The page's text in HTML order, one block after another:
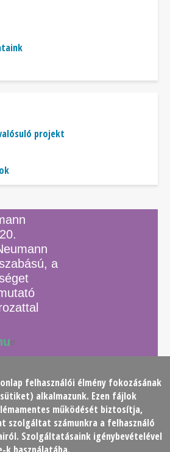
projekt
a
Számítógéptudományi Társaság
Impresszum Kapcsolat
felhasználói élmény fokozásának
alkalmazunk. Ezen fájlok
működését biztosítja,
szolgáltat számunkra a felhasználó
Szolgáltatásaink igénybevételével